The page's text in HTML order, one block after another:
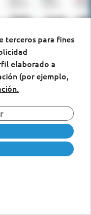
terceros para fines
elaborado a
(por ejemplo,